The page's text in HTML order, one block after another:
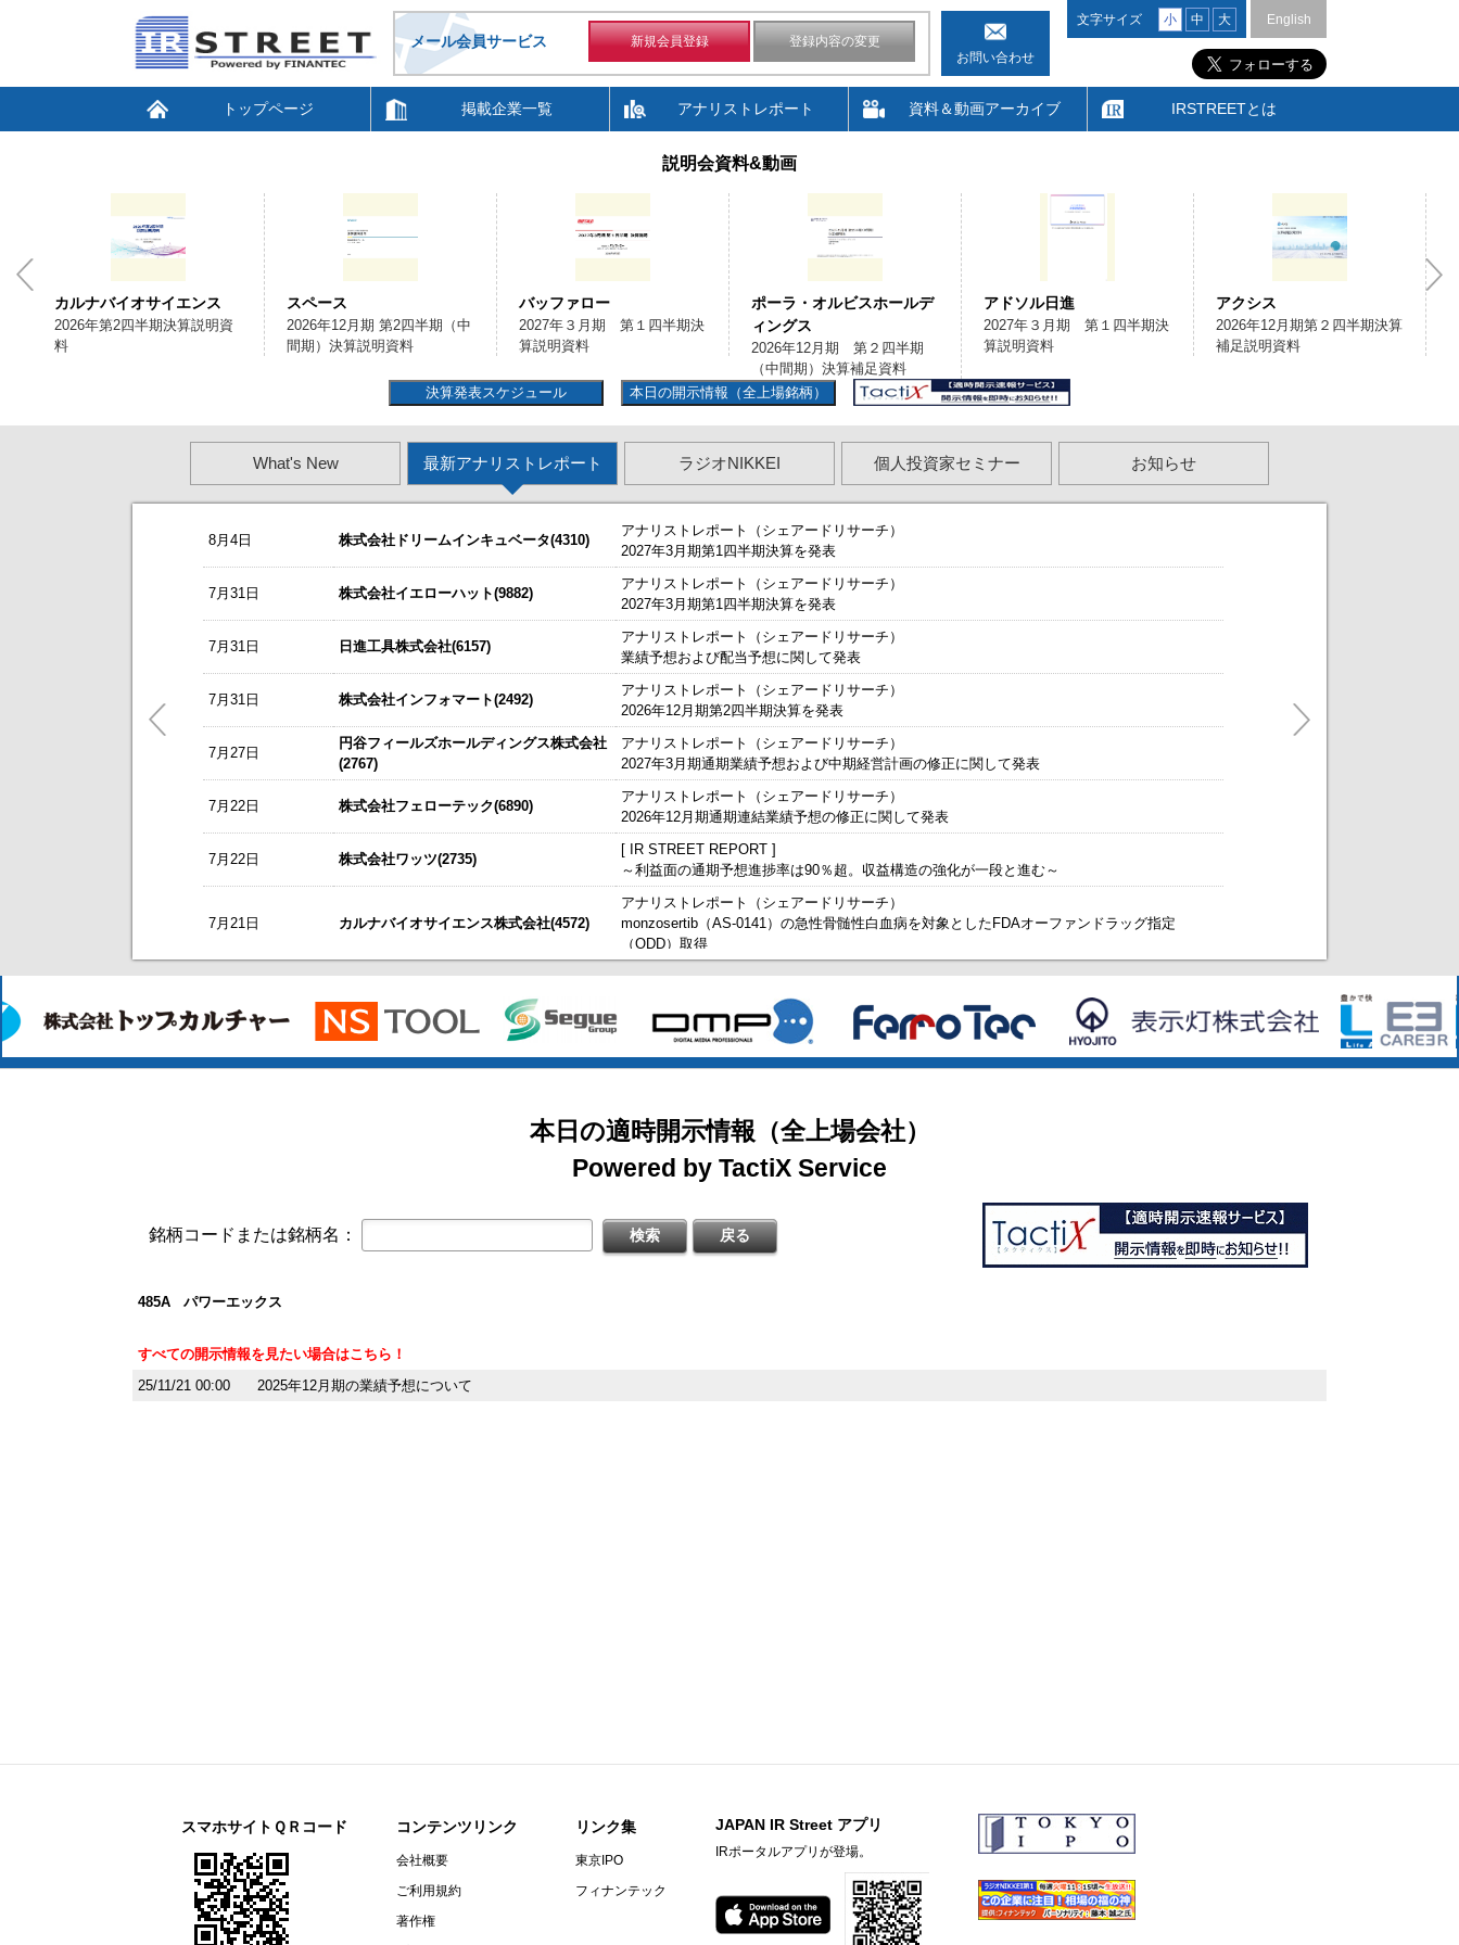
メール会員サービス 新規会員登録
登録内容の変更
お問い合わせ
文字サイズ 小 中 大 English
トップページ 掲載企業一覧 アナリストレポート 資料＆動画アーカイブ IRSTREETとは
説明会資料&動画
カルナバイオサイエンス
2026年第2四半期決算説明資
料
スペース
2026年12月期 第2四半期（中
間期）決算説明資料
バッファロー
2027年３月期 第１四半期決
算説明資料
ポーラ・オルビスホールデ
ィングス
2026年12月期 第２四半期
（中間期）決算補足資料
アドソル日進
2027年３月期 第１四半期決
算説明資料
アクシス
2026年12月期第２四半期決算
補足説明資料
決算発表スケジュール
本日の開示情報（全上場銘柄）
What's New 最新アナリストレポート ラジオNIKKEI 個人投資家セミナー お知らせ
2026/08/06 NEW
株式報酬型ストックオプション（新株予約権）の発行内容の確定に関するお知らせ
ゼロ(9028)
2026年6月期 決算補足説明資料
営業外収益（為替差益）計上に関するお知らせ
2027年３月期 第１四半期決算短信〔日本基準〕（連結）
ニチレキグループ(5011)
今すぐ登録
2026年8月28日、29日開催 「日経・東証ＩＲフェア2026」に出展いたします
カルナバイオサイエンス(4572)
今すぐ登録
営業外費用及び特別損失の計上に関するお知らせ
2026年12月期第2四半期（中間期）決算短信〔日本基準〕(連結)
ビープラッツ(4381)
第三者割当により発行された第７回新株予約権（行使価額修正条項付）の大量行使に関するお知らせ
サンコーテクノ(3435)
今すぐ登録
譲渡制限付株式報酬としての自己株式の処分の払込完了に関するお知らせ
2027年３月期 第１四半期決算短信〔日本基準〕（連結）
2026年12月期通期連結業績予想の修正に関するお知らせ
ソフトバンクグループ(9984)
2026年12月期 第2四半期（中間期）決算説明資料
2026年12月期 第２四半期（中間期）決算短信〔日本基準〕（連結）
2027年３月期 第１四半期決算説明資料
ＣＬホールディングス(4286)
2026年12月期第2四半期（中間期）決算短信〔ＩＦＲＳ〕（連結）
ナレルグループ(9163)
8月4日 株式会社ドリームインキュベータ(4310)
アナリストレポート（シェアードリサーチ）
2027年3月期第1四半期決算を発表
7月31日 株式会社イエローハット(9882)
アナリストレポート（シェアードリサーチ）
2027年3月期第1四半期決算を発表
7月31日 日進工具株式会社(6157)
アナリストレポート（シェアードリサーチ）
業績予想および配当予想に関して発表
7月31日 株式会社インフォマート(2492)
アナリストレポート（シェアードリサーチ）
2026年12月期第2四半期決算を発表
7月27日
円谷フィールズホールディングス株式会社
(2767)
アナリストレポート（シェアードリサーチ）
2027年3月期通期業績予想および中期経営計画の修正に関して発表
7月22日 株式会社フェローテック(6890)
アナリストレポート（シェアードリサーチ）
2026年12月期通期連結業績予想の修正に関して発表
7月22日 株式会社ワッツ(2735)
[ IR STREET REPORT ]
～利益面の通期予想進捗率は90％超。収益構造の強化が一段と進む～
7月21日 カルナバイオサイエンス株式会社(4572)
アナリストレポート（シェアードリサーチ）
monzosertib（AS-0141）の急性骨髄性白血病を対象としたFDAオーファンドラッグ指定
（ODD）取得
これまで開催した、個人投資家向けIRセミナーやオンラインIRセミナーの内容を動画にてご覧いただけます。
今後のスケジュールにつきましては、こちらよりご確認ください。
お知らせ
8/3カバー(5253)の掲載を開始いたしました。
8/3日本テクノ・ラボ(3849)の掲載を開始いたしました。
5/21 梅の花グループ(7604)の掲載を開始いたしました。 今すぐ登録
～ 戦略的グローバルＩＲのご案内 ～
【ニュースリリース】「WEB海外IRサービス」提供開始！ ～海外機関投資家とのWEBスモールミーティングをアレンジします！～
【ご提案書】戦略的グローバルＩＲのご提案
新規掲載企業
掲載開始日：8/3
カバー（5253：グロース）
掲載開始日：7/1
ゴルフ・ドゥ（3032：ネクスト）
掲載開始日：5/21
梅の花グループ（7604：スタンダード）
本日の適時開示情報（全上場会社）
Powered by TactiX Service
銘柄コードまたは銘柄名：
485A パワーエックス
すべての開示情報を見たい場合はこちら！
25/11/21 00:00
2025年12月期の業績予想について
スマホサイトＱＲコード コンテンツリンク
会社概要
ご利用規約
著作権
リンク集
東京IPO
フィナンテック
JAPAN IR Street アプリ
IRポータルアプリが登場。